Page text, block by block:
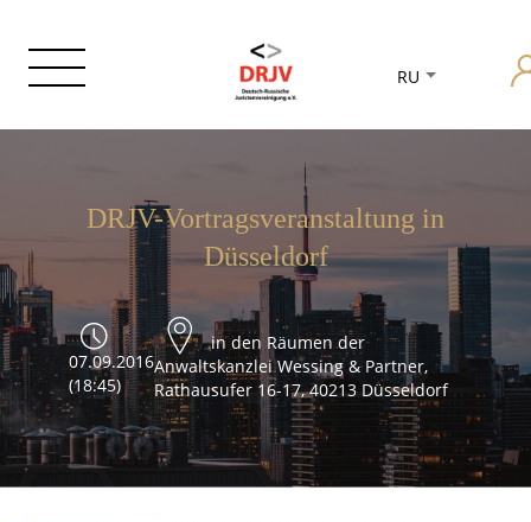
RU
DRJV-Vortragsveranstaltung in
Düsseldorf
07.09.2016
(18:45)
in den Räumen der
Anwaltskanzlei Wessing & Partner,
Rathausufer 16-17, 40213 Düsseldorf